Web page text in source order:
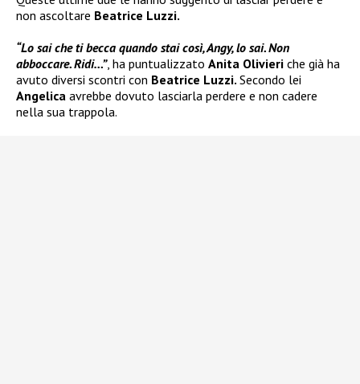
non ascoltare Beatrice Luzzi.
“Lo sai che ti becca quando stai così, Angy, lo sai. Non
abboccare. Ridi…”, ha puntualizzato Anita Olivieri che già ha
avuto diversi scontri con Beatrice Luzzi. Secondo lei
Angelica avrebbe dovuto lasciarla perdere e non cadere
nella sua trappola.